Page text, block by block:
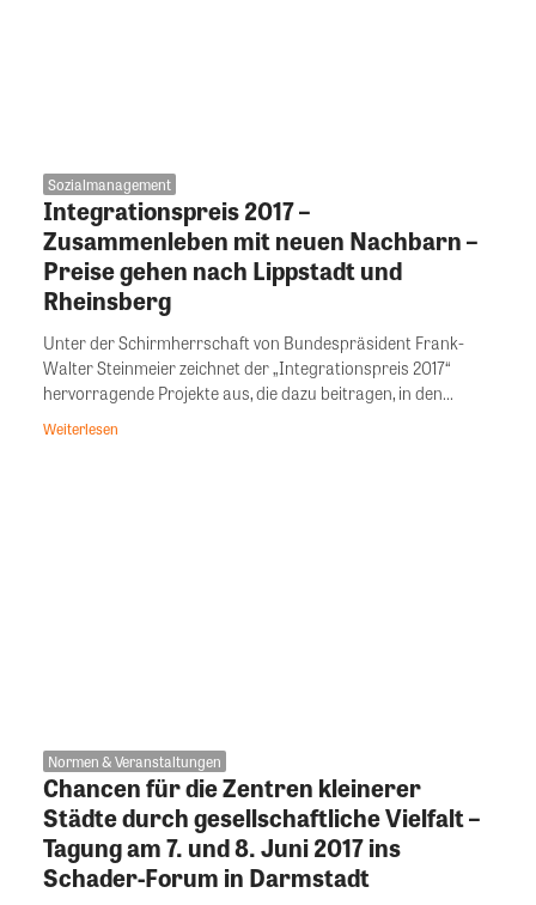
Sozialmanagement
Integrationspreis 2017 –
Zusammenleben mit neuen Nachbarn –
Preise gehen nach Lippstadt und
Rheinsberg
Unter der Schirmherrschaft von Bundespräsident Frank-
Walter Steinmeier zeichnet der „Integrationspreis 2017“
hervorragende Projekte aus, die dazu beitragen, in den...
Weiterlesen
Normen & Veranstaltungen
Chancen für die Zentren kleinerer
Städte durch gesellschaftliche Vielfalt –
Tagung am 7. und 8. Juni 2017 ins
Schader-Forum in Darmstadt